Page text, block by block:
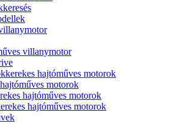
villanymotor
hajtóműves motorok
motorok
hajtóműves motorok
hajtóműves motorok